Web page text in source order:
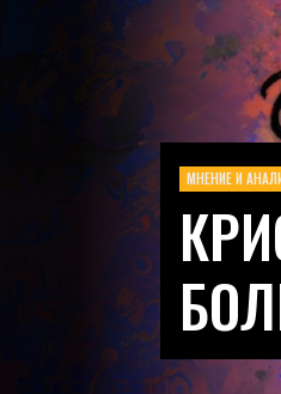
МНЕНИЕ И